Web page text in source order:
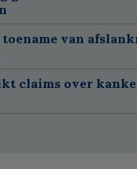
van
claims over